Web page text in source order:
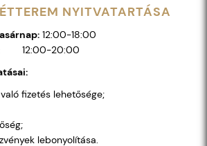
NYITVATARTÁSA
12:00-18:00
12:00-20:00
fizetés lehetősége;
lebonyolítása.